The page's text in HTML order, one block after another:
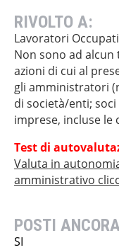
RIVOLTO A:
Lavoratori
Non sono ad
azioni di cui al
gli amministratori
di società/enti;
imprese, incluse le
Test di
Valuta in
amministrativo
POSTI
SI